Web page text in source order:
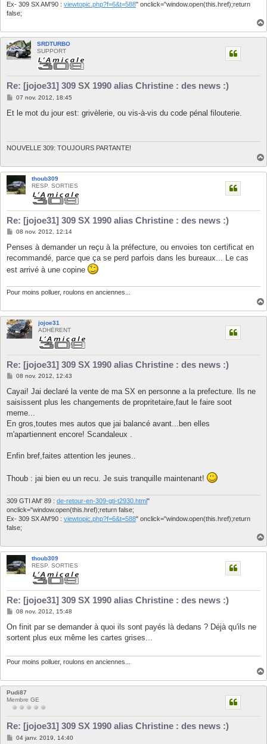
Ex- 309 SX AM'90 : viewtopic.php?f=6&t=588" onclick="window.open(this.href);return
false;
SRDTURBO
SUPPORT
Re: [jojoe31] 309 SX 1990 alias Christine : des news :)
M
s
07 nov. 2012, 18:45
Et le mot du jour est: grivèlerie, ou vis-à-vis du code pénal filouterie.
NOUVELLE 309: TOUJOURS PARTANTE!
thoub309
RESP. SORTIES
Re: [jojoe31] 309 SX 1990 alias Christine : des news :)
M
s
a
g
e
08 nov. 2012, 12:14
Penses à demander un reçu à la préfecture, ou envoies ton certificat en
recommandé, parce que ça se perd parfois dans les bureaux... Le cas
est arrivé à une copine
Pour moins polluer, roulons en anciennes...
jojoe31
ADHÉRENT
Re: [jojoe31] 309 SX 1990 alias Christine : des news :)
M
s
s
a
g
08 nov. 2012, 12:43
Cayai! Jai declaré la vente de ma SX en personne a la prefecture. Ils ne
saisissent plus les changements de propritetaire,faut le faire soot
meme...
En gros,toutes mes autos que jai balancé avant...ben elles
m'apartiennent encore! Scandaleux .
Enfin bref,faites attention les jeunes..
Thoub : jai bien eu un recu. Je suis tranquille maintenant!
309 GTI AM' 89 : de-retour-en-309-gti-t2930.html"
onclick="window.open(this.href);return false;
Ex- 309 SX AM'90 : viewtopic.php?f=6&t=588" onclick="window.open(this.href);return
false;
thoub309
RESP. SORTIES
Re: [jojoe31] 309 SX 1990 alias Christine : des news :)
M
s
a
08 nov. 2012, 15:48
On finit par se demander à quoi ils sont payés là dedans ? Déjà qu'ils ne
sortent plus eux même les cartes grises...
Pour moins polluer, roulons en anciennes...
Pudi87
Membre GE
Re: [jojoe31] 309 SX 1990 alias Christine : des news :)
M04 janv. 2019, 14:40